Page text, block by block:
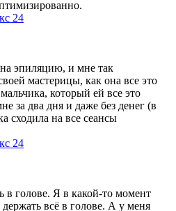
24
на эпиляцию, и мне так
мастерицы, как она все это
который ей все это
за два дня и даже без денег (в
сходила на все сеансы
24
в голове. Я в какой-то момент
всё в голове. А у меня